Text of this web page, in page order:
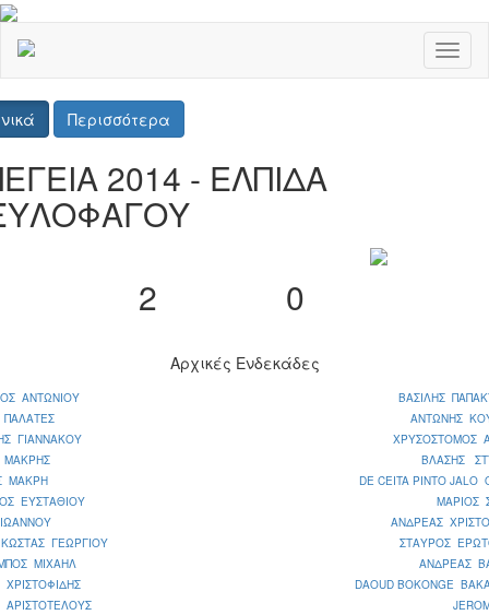
Περισσότερα
2014 - ΕΛΠΙΔΑ
2
0
Αρχικές Ενδεκάδες
ΑΝΤΩΝΙΟΥ
ΠΑΛΑΤΕΣ
ΓΙΑΝΝΑΚΟΥ
ΜΑΚΡΗΣ
ΜΑΚΡΗ
ΕΥΣΤΑΘΙΟΥ
ΚΩΣΤΑΣ ΓΕΩΡΓΙΟΥ
ΜΙΧΑΗΛ
ΧΡΙΣΤΟΦΙΔΗΣ
ΑΡΙΣΤΟΤΕΛΟΥΣ
ΒΑΣΙΛΗΣ
ΑΝΤΩΝΗΣ
ΧΡΥΣΟΣΤΟΜΟΣ
ΒΛΑΣΗΣ
DE CEITA PINTO JALO
ΜΑΡΙΟΣ
ΑΝΔΡΕΑΣ
ΣΤΑΥΡΟΣ
ΑΝΔΡΕΑΣ
DAOUD BOKONGE